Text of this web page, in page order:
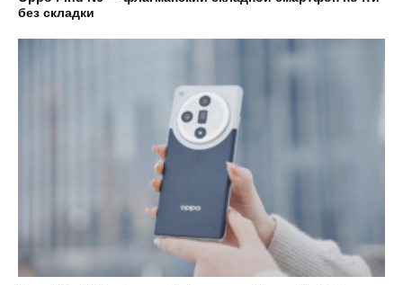
без складки